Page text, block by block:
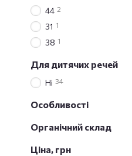
44 2
31 1
38 1
Для дитячих речей
Ні 34
Особливості
Органічний склад
Ціна, грн